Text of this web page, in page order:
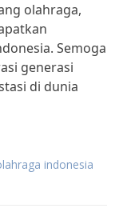
olahraga,
Semoga
generasi
di dunia
indonesia